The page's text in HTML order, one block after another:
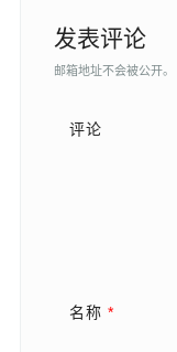
发表评论
邮箱地址不会被公开。
评论
名称 *